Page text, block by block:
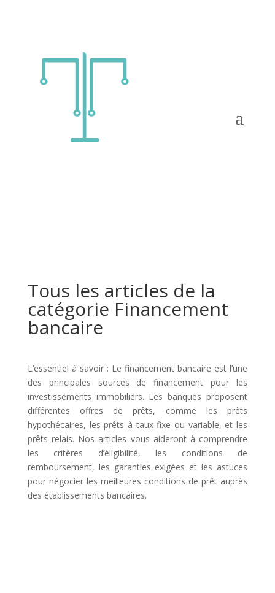
Tous les articles de la
catégorie Financement
bancaire
L’essentiel à savoir : Le financement bancaire est l’une
des principales sources de financement pour les
investissements immobiliers. Les banques proposent
différentes offres de prêts, comme les prêts
hypothécaires, les prêts à taux fixe ou variable, et les
prêts relais. Nos articles vous aideront à comprendre
les critères d’éligibilité, les conditions de
remboursement, les garanties exigées et les astuces
pour négocier les meilleures conditions de prêt auprès
des établissements bancaires.